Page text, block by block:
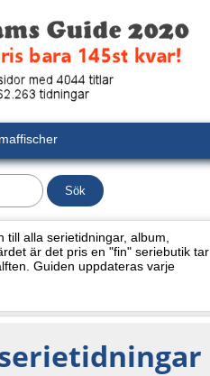
alla serietidningar, album,
är det pris en "fin" seriebutik tar
Guiden uppdateras varje